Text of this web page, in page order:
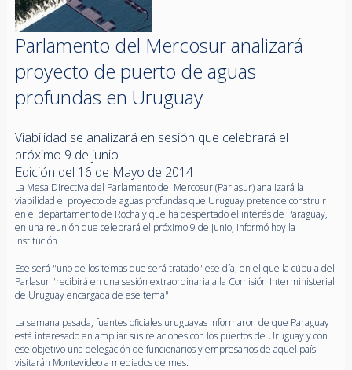
Parlamento del Mercosur analizará
proyecto de puerto de aguas
profundas en Uruguay
Viabilidad se analizará en sesión que celebrará el
próximo 9 de junio
Edición del 16 de Mayo de 2014
La Mesa Directiva del Parlamento del Mercosur (Parlasur) analizará la
viabilidad el proyecto de aguas profundas que Uruguay pretende construir
en el departamento de Rocha y que ha despertado el interés de Paraguay,
en una reunión que celebrará el próximo 9 de junio, informó hoy la
institución.
Ese será "uno de los temas que será tratado" ese día, en el que la cúpula del
Parlasur "recibirá en una sesión extraordinaria a la Comisión Interministerial
de Uruguay encargada de ese tema".
La semana pasada, fuentes oficiales uruguayas informaron de que Paraguay
está interesado en ampliar sus relaciones con los puertos de Uruguay y con
ese objetivo una delegación de funcionarios y empresarios de aquel país
visitarán Montevideo a mediados de mes.